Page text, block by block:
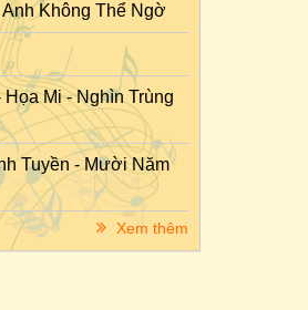
Không Thể Ngờ
Mi - Nghìn Trùng
Tuyền - Mười Năm
Xem thêm